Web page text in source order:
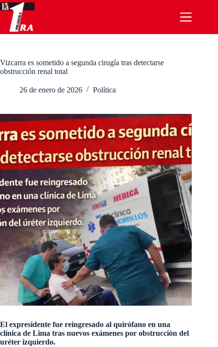
Saltar
al
contenido
Vizcarra es sometido a segunda cirugía tras detectarse
obstrucción renal total
26 de enero de 2026 Política
El expresidente fue reingresado al quirófano en una
clínica de Lima tras nuevos exámenes por obstrucción del
uréter izquierdo.